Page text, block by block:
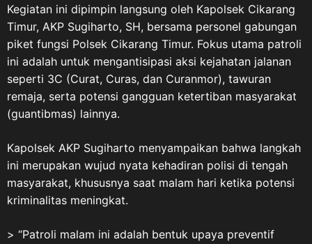
Kegiatan ini dipimpin langsung oleh Kapolsek Cikarang
Timur, AKP Sugiharto, SH, bersama personel gabungan
piket fungsi Polsek Cikarang Timur. Fokus utama patroli
ini adalah untuk mengantisipasi aksi kejahatan jalanan
seperti 3C (Curat, Curas, dan Curanmor), tawuran
remaja, serta potensi gangguan ketertiban masyarakat
(guantibmas) lainnya.
Kapolsek AKP Sugiharto menyampaikan bahwa langkah
ini merupakan wujud nyata kehadiran polisi di tengah
masyarakat, khususnya saat malam hari ketika potensi
kriminalitas meningkat.
> “Patroli malam ini adalah bentuk upaya preventif